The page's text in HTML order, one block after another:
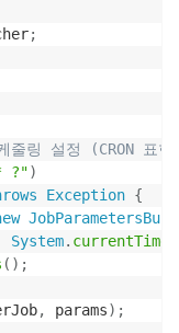
;
링 설정 (CRON 표현
?")
Exception {
System.
( ) ;
, params) ;